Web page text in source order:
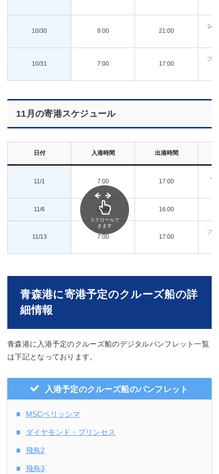
10/30 8:00 21:00
シ
10/31 7:00 17:00
プ
11月の寄港スケジュール
日付 入港時間 出港時間
11/1 7:00 17:00
11/6 9:00 16:00
11/13 7:00 17:00
プ
スクロールで
きます
青森港に寄港予定のクルーズ船の詳
細情報
青森港に入港予定のクルーズ船のデジタルパンフレット一覧
は下記となっております。
入港予定のクルーズ船のパンフレット
MSCベリッシマ
ダイヤモンド・プリンセス
飛鳥2
飛鳥3